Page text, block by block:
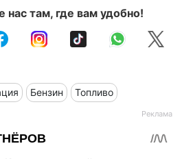
нас там, где вам удобно!
Бензин Топливо